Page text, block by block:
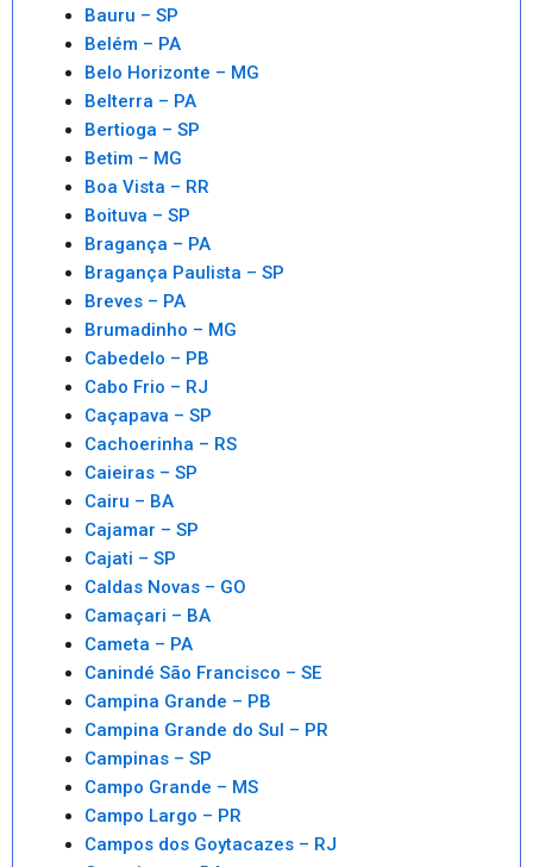
Bauru – SP
Belém – PA
Belo Horizonte – MG
Belterra – PA
Bertioga – SP
Betim – MG
Boa Vista – RR
Boituva – SP
Bragança – PA
Bragança Paulista – SP
Breves – PA
Brumadinho – MG
Cabedelo – PB
Cabo Frio – RJ
Caçapava – SP
Cachoerinha – RS
Caieiras – SP
Cairu – BA
Cajamar – SP
Cajati – SP
Caldas Novas – GO
Camaçari – BA
Cameta – PA
Canindé São Francisco – SE
Campina Grande – PB
Campina Grande do Sul – PR
Campinas – SP
Campo Grande – MS
Campo Largo – PR
Campos dos Goytacazes – RJ